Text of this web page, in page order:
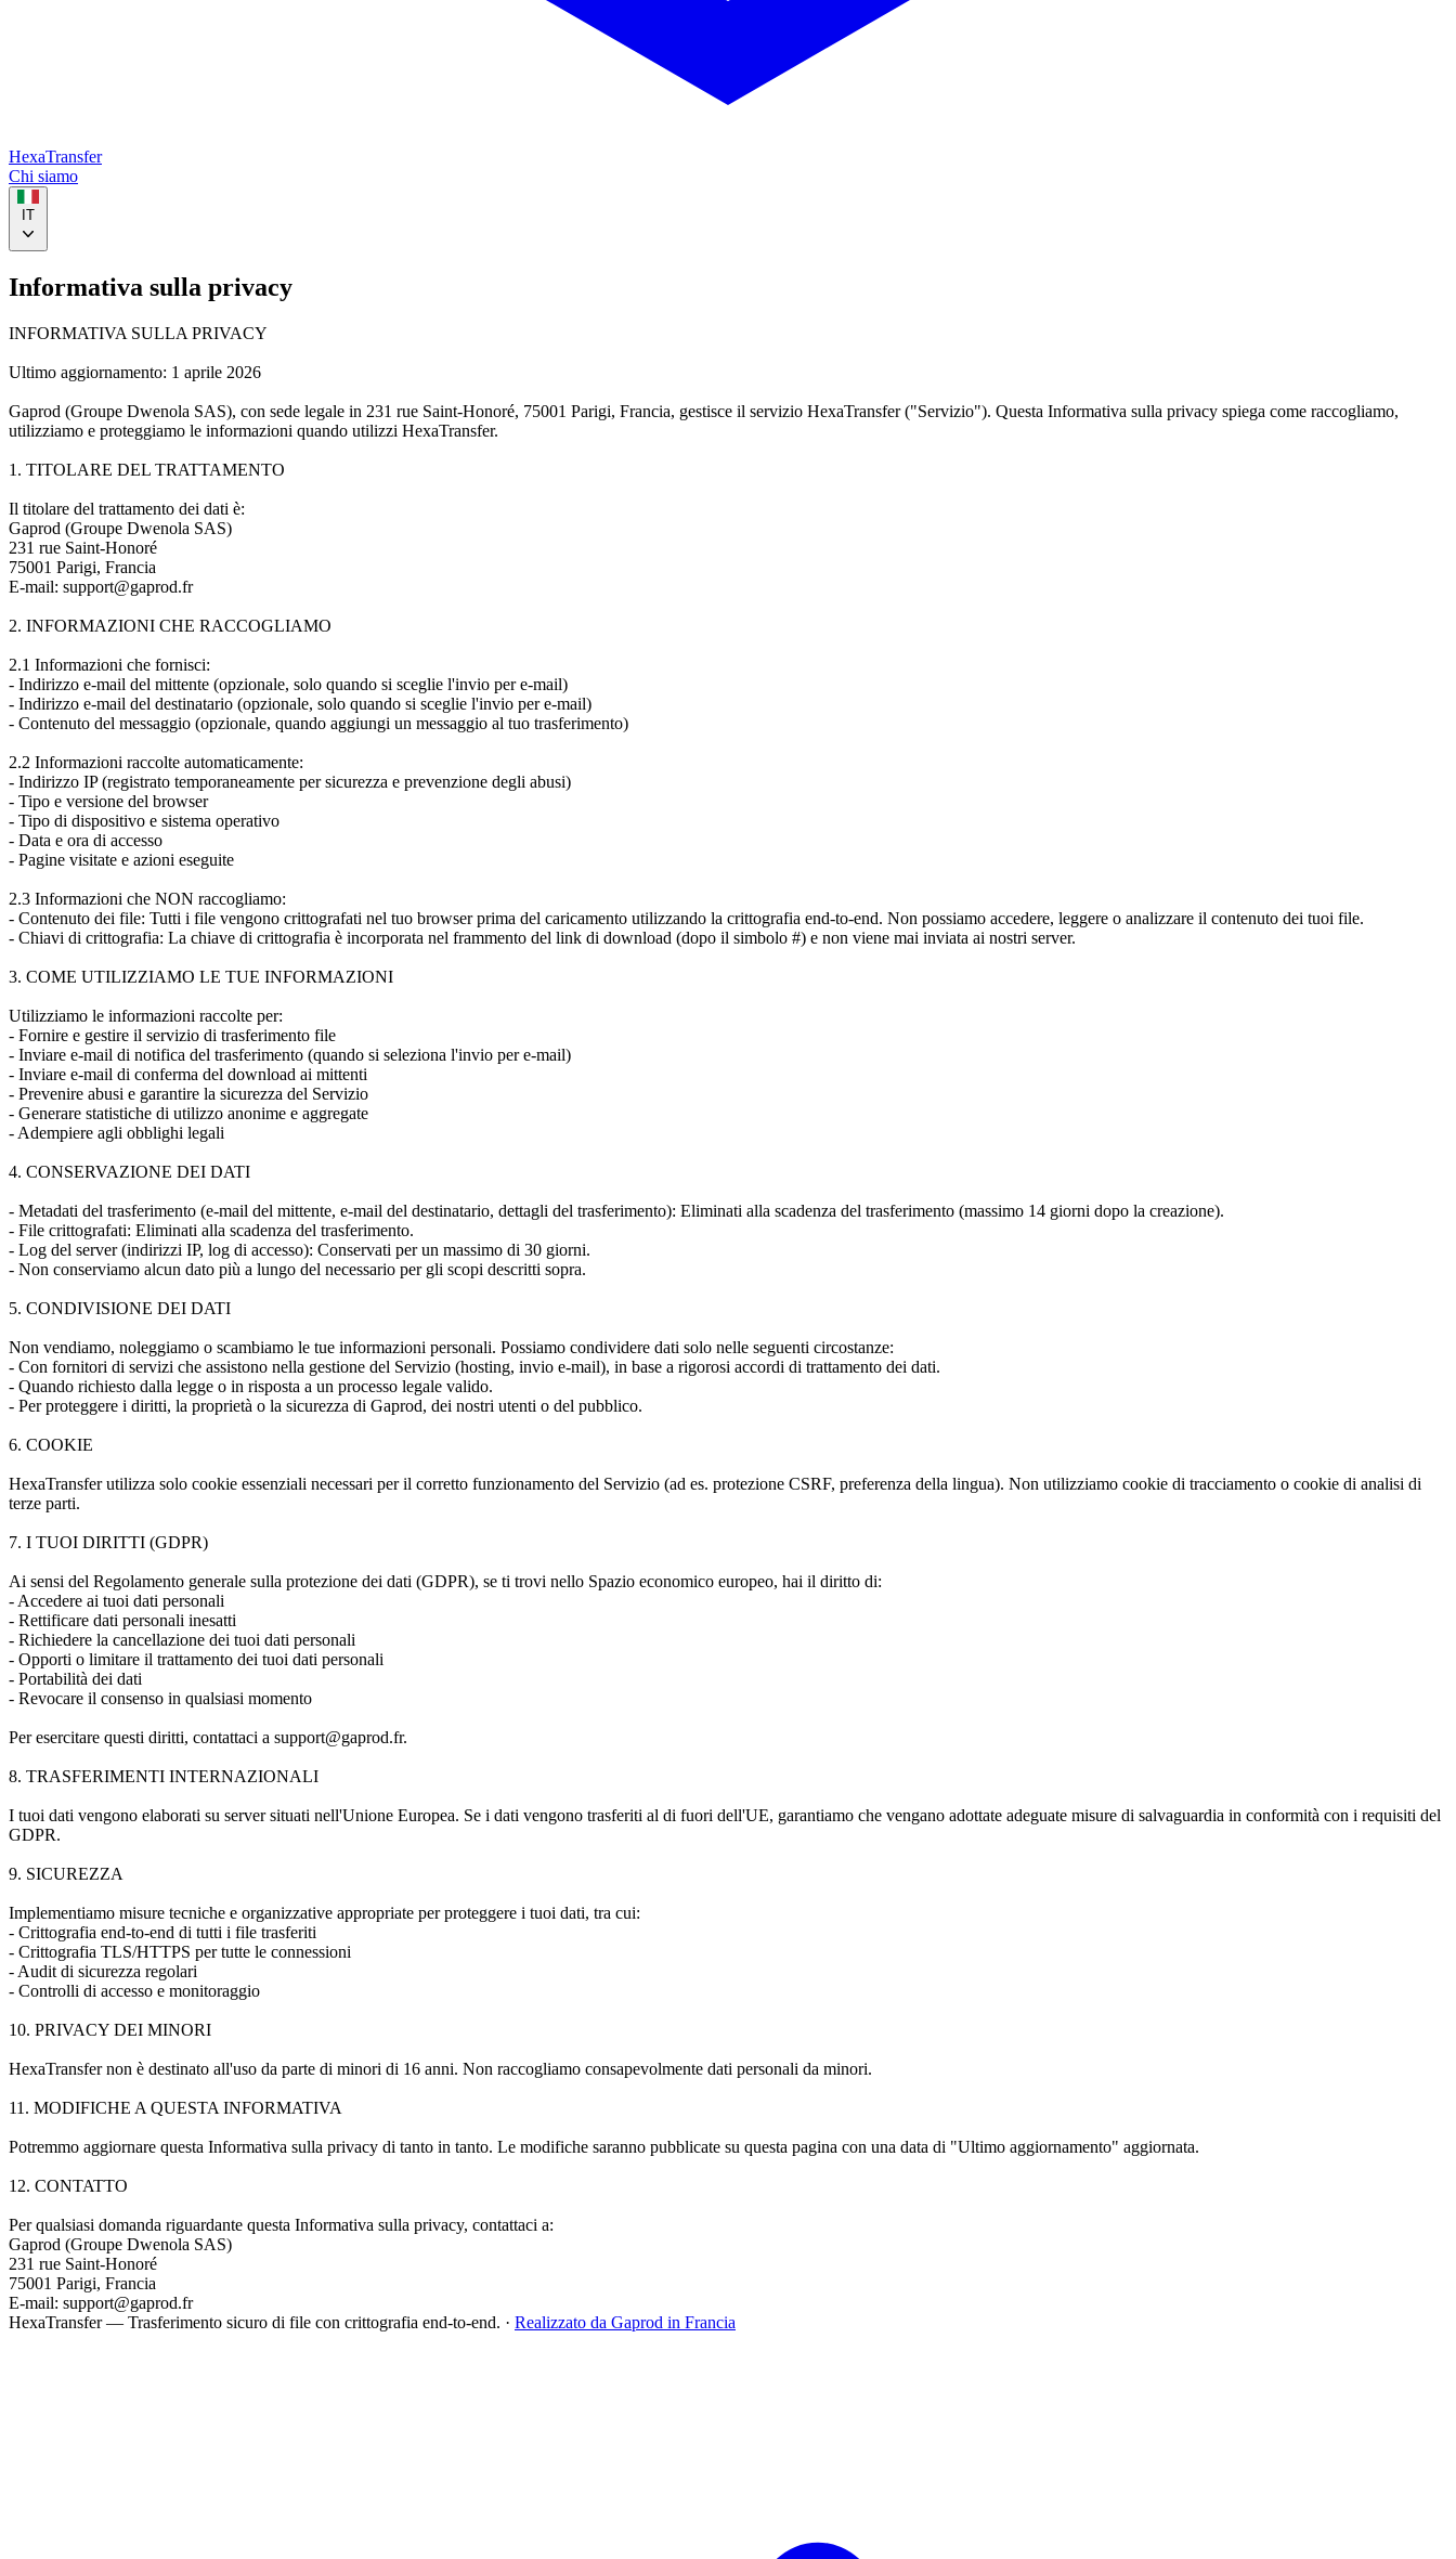
HexaTransfer
Chi siamo
IT
Informativa sulla privacy
INFORMATIVA SULLA PRIVACY
Ultimo aggiornamento: 1 aprile 2026
Gaprod (Groupe Dwenola SAS), con sede legale in 231 rue Saint-Honoré, 75001 Parigi, Francia, gestisce il servizio HexaTransfer ("Servizio"). Questa Informativa sulla privacy spiega come raccogliamo,
utilizziamo e proteggiamo le informazioni quando utilizzi HexaTransfer.
1. TITOLARE DEL TRATTAMENTO
Il titolare del trattamento dei dati è:
Gaprod (Groupe Dwenola SAS)
231 rue Saint-Honoré
75001 Parigi, Francia
E-mail: support@gaprod.fr
2. INFORMAZIONI CHE RACCOGLIAMO
2.1 Informazioni che fornisci:
- Indirizzo e-mail del mittente (opzionale, solo quando si sceglie l'invio per e-mail)
- Indirizzo e-mail del destinatario (opzionale, solo quando si sceglie l'invio per e-mail)
- Contenuto del messaggio (opzionale, quando aggiungi un messaggio al tuo trasferimento)
2.2 Informazioni raccolte automaticamente:
- Indirizzo IP (registrato temporaneamente per sicurezza e prevenzione degli abusi)
- Tipo e versione del browser
- Tipo di dispositivo e sistema operativo
- Data e ora di accesso
- Pagine visitate e azioni eseguite
2.3 Informazioni che NON raccogliamo:
- Contenuto dei file: Tutti i file vengono crittografati nel tuo browser prima del caricamento utilizzando la crittografia end-to-end. Non possiamo accedere, leggere o analizzare il contenuto dei tuoi file.
- Chiavi di crittografia: La chiave di crittografia è incorporata nel frammento del link di download (dopo il simbolo #) e non viene mai inviata ai nostri server.
3. COME UTILIZZIAMO LE TUE INFORMAZIONI
Utilizziamo le informazioni raccolte per:
- Fornire e gestire il servizio di trasferimento file
- Inviare e-mail di notifica del trasferimento (quando si seleziona l'invio per e-mail)
- Inviare e-mail di conferma del download ai mittenti
- Prevenire abusi e garantire la sicurezza del Servizio
- Generare statistiche di utilizzo anonime e aggregate
- Adempiere agli obblighi legali
4. CONSERVAZIONE DEI DATI
- Metadati del trasferimento (e-mail del mittente, e-mail del destinatario, dettagli del trasferimento): Eliminati alla scadenza del trasferimento (massimo 14 giorni dopo la creazione).
- File crittografati: Eliminati alla scadenza del trasferimento.
- Log del server (indirizzi IP, log di accesso): Conservati per un massimo di 30 giorni.
- Non conserviamo alcun dato più a lungo del necessario per gli scopi descritti sopra.
5. CONDIVISIONE DEI DATI
Non vendiamo, noleggiamo o scambiamo le tue informazioni personali. Possiamo condividere dati solo nelle seguenti circostanze:
- Con fornitori di servizi che assistono nella gestione del Servizio (hosting, invio e-mail), in base a rigorosi accordi di trattamento dei dati.
- Quando richiesto dalla legge o in risposta a un processo legale valido.
- Per proteggere i diritti, la proprietà o la sicurezza di Gaprod, dei nostri utenti o del pubblico.
6. COOKIE
HexaTransfer utilizza solo cookie essenziali necessari per il corretto funzionamento del Servizio (ad es. protezione CSRF, preferenza della lingua). Non utilizziamo cookie di tracciamento o cookie di analisi di
terze parti.
7. I TUOI DIRITTI (GDPR)
Ai sensi del Regolamento generale sulla protezione dei dati (GDPR), se ti trovi nello Spazio economico europeo, hai il diritto di:
- Accedere ai tuoi dati personali
- Rettificare dati personali inesatti
- Richiedere la cancellazione dei tuoi dati personali
- Opporti o limitare il trattamento dei tuoi dati personali
- Portabilità dei dati
- Revocare il consenso in qualsiasi momento
Per esercitare questi diritti, contattaci a support@gaprod.fr.
8. TRASFERIMENTI INTERNAZIONALI
I tuoi dati vengono elaborati su server situati nell'Unione Europea. Se i dati vengono trasferiti al di fuori dell'UE, garantiamo che vengano adottate adeguate misure di salvaguardia in conformità con i requisiti del
GDPR.
9. SICUREZZA
Implementiamo misure tecniche e organizzative appropriate per proteggere i tuoi dati, tra cui:
- Crittografia end-to-end di tutti i file trasferiti
- Crittografia TLS/HTTPS per tutte le connessioni
- Audit di sicurezza regolari
- Controlli di accesso e monitoraggio
10. PRIVACY DEI MINORI
HexaTransfer non è destinato all'uso da parte di minori di 16 anni. Non raccogliamo consapevolmente dati personali da minori.
11. MODIFICHE A QUESTA INFORMATIVA
Potremmo aggiornare questa Informativa sulla privacy di tanto in tanto. Le modifiche saranno pubblicate su questa pagina con una data di "Ultimo aggiornamento" aggiornata.
12. CONTATTO
Per qualsiasi domanda riguardante questa Informativa sulla privacy, contattaci a:
Gaprod (Groupe Dwenola SAS)
231 rue Saint-Honoré
75001 Parigi, Francia
E-mail: support@gaprod.fr
HexaTransfer — Trasferimento sicuro di file con crittografia end-to-end. · Realizzato da Gaprod in Francia